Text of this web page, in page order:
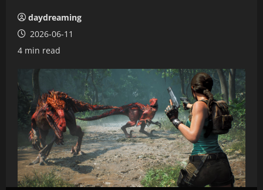
daydreaming
2026-06-11
4 min read